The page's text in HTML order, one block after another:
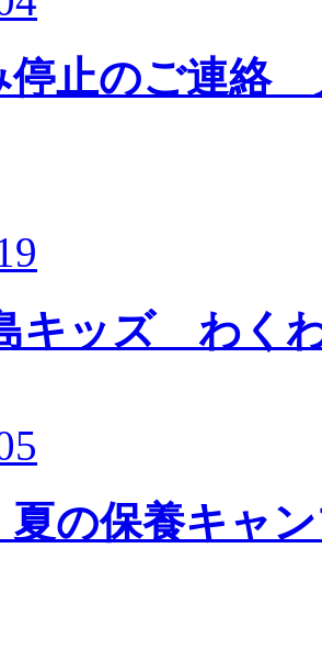
停止のご連絡
キッズ わく
の保養キャ